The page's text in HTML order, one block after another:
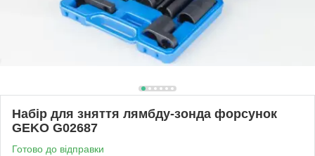
Набір для зняття лямбду-зонда форсунок
GEKO G02687
Готово до відправки